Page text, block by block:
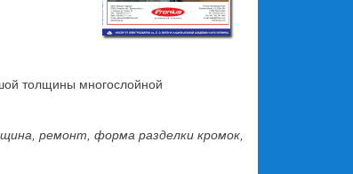
толщины многослойной
ремонт, форма разделки кромок,